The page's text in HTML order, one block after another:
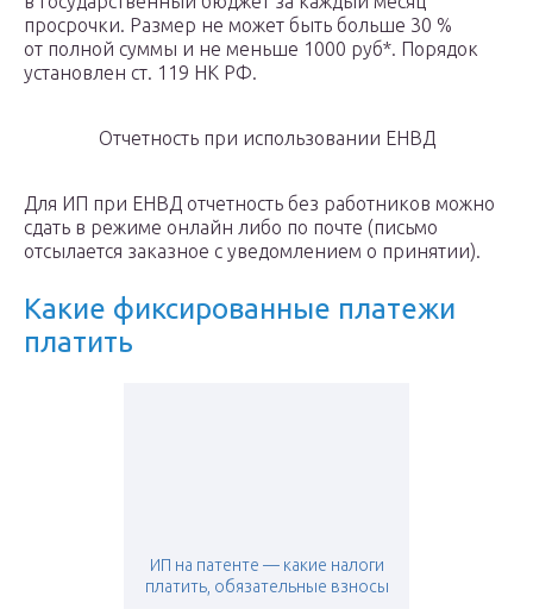
просрочки. Размер не может быть больше 30 %
от полной суммы и не меньше 1000 руб*. Порядок
установлен ст. 119 НК РФ.
Отчетность при использовании ЕНВД
Для ИП при ЕНВД отчетность без работников можно
сдать в режиме онлайн либо по почте (письмо
отсылается заказное с уведомлением о принятии).
Какие фиксированные платежи
платить
ИП на патенте — какие налоги
платить, обязательные взносы